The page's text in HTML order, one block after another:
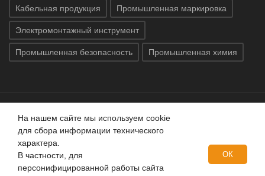
Кабельная продукция Промышленная маркировка
Электромонтажный инструмент
Промышленная безопасность Промышленная химия
Все права защищены © 2020 ГК «Индатэк»
защищены.Использование материалов с сайта запрещено.
Данный сайт не является публичной офертой, определяемой
положениями статей 437 (2) ГК РФ.
На нашем сайте мы используем cookie
для сбора информации технического
характера.
В частности, для
персонифицированной работы сайта
ОК